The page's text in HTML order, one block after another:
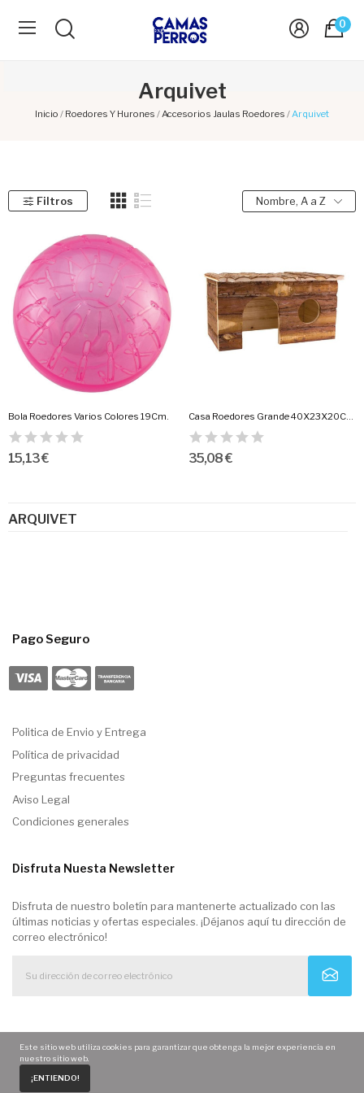
Home
0
Arquivet
Inicio Roedores Y Hurones Accesorios Jaulas Roedores Arquivet
ARQUIVET
Filtros Nombre, A a Z
Bola Roedores Varios Colores 19Cm.
15,13 €
Casa Roedores Grande 40X23X20Cm.
35,08 €
Pago Seguro
Politica de Envio y Entrega
Política de privacidad
Preguntas frecuentes
Aviso Legal
Condiciones generales
Disfruta Nuesta Newsletter
Disfruta de nuestro boletín para mantenerte actualizado con las
últimas noticias y ofertas especiales. ¡Déjanos aquí tu dirección de
correo electrónico!
Este sitio web utiliza cookies para garantizar que obtenga la mejor experiencia en
nuestro sitio web.
¡ENTIENDO!